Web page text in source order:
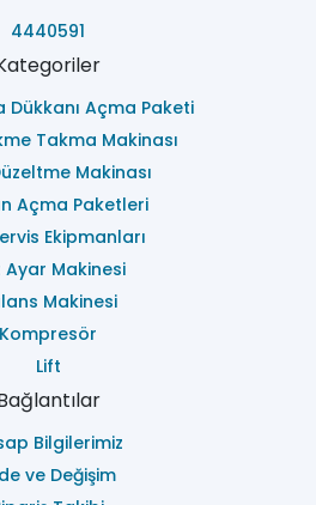
4440591
Dükkanı Açma Paketi
Takma Makinası
Makinası
Açma Paketleri
Ekipmanları
Ayar Makinesi
Makinesi
Kompresör
Lift
Bilgilerimiz
ve Değişim